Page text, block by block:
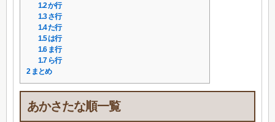
1.2か行
1.3さ行
1.4た行
1.5は行
1.6ま行
1.7ら行
2まとめ
あかさたな順一覧